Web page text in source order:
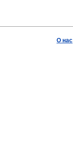
О нас